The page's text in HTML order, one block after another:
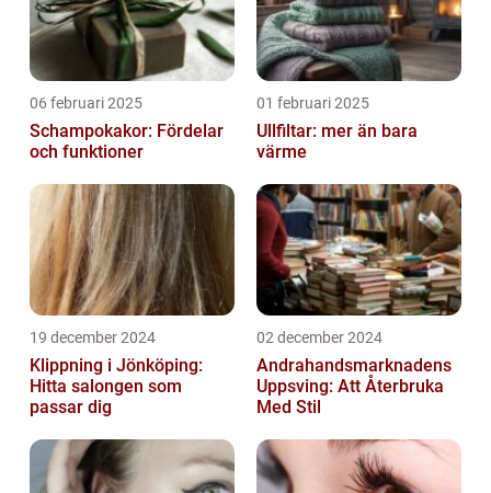
06 februari 2025
Schampokakor: Fördelar
och funktioner
01 februari 2025
Ullfiltar: mer än bara
värme
19 december 2024
Klippning i Jönköping:
Hitta salongen som
passar dig
02 december 2024
Andrahandsmarknadens
Uppsving: Att Återbruka
Med Stil